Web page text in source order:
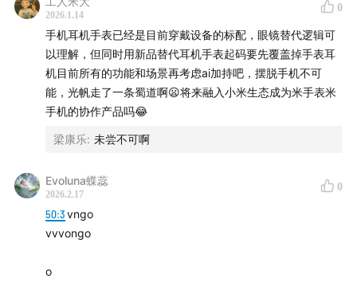
2026.1.14
0
手机耳机手表已经是目前穿戴设备的标配，眼镜替代逻辑可
以理解，但同时用新品替代耳机手表起码要先覆盖掉手表耳
机目前所有的功能和场景再考虑ai加持吧，摆脱手机不可
能，光帆走了一条蜀道啊😦将来融入小米生态成为米手表米
手机的协作产品吗😂
梁康乐: 未尝不可啊
Evoluna蝶蕊
2026.2.17
0
50:3vngo
vvvongo
o